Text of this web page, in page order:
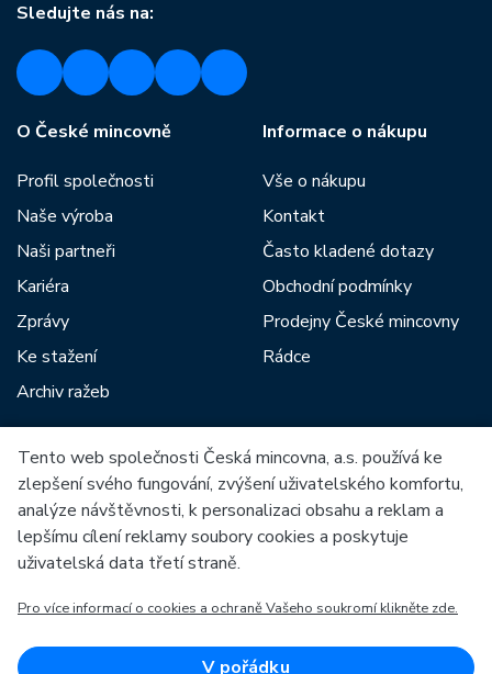
Sledujte nás na:
O České mincovně
Profil společnosti
Naše výroba
Naši partneři
Kariéra
Zprávy
Ke stažení
Archiv ražeb
Informace o nákupu
Vše o nákupu
Kontakt
Často kladené dotazy
Obchodní podmínky
Prodejny České mincovny
Rádce
Mezi naše partnery patří:
Evropská unie
OP Podnikání a inovace pro konkurenceschopnost
Tento web společnosti Česká mincovna, a.s. používá ke
zlepšení svého fungování, zvýšení uživatelského komfortu,
analýze návštěvnosti, k personalizaci obsahu a reklam a
lepšímu cílení reklamy soubory cookies a poskytuje
uživatelská data třetí straně.
Pro více informací o cookies a ochraně Vašeho soukromí klikněte zde.
V pořádku